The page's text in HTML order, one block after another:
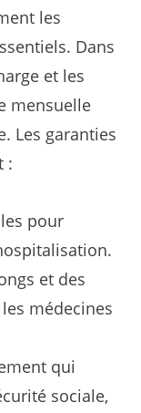
les
Dans
et les
mensuelle
Les garanties
:
pour
et des
médecines
qui
sociale,